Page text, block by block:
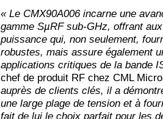
« Le CMX90A006 incarne une
gamme SµRF sub-GHz, offrant
puissance qui, non seulement,
robustes, mais assure également
applications critiques de la bande
chef de produit RF chez CML
auprès de clients clés, il a
une large plage de tension et à
fait de lui le choix parfait pour les